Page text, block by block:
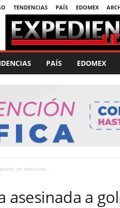
TENDENCIAS PAÍS EDOMEX
PAÍS EDOMEX
en Iztacalco;...
asesinada a